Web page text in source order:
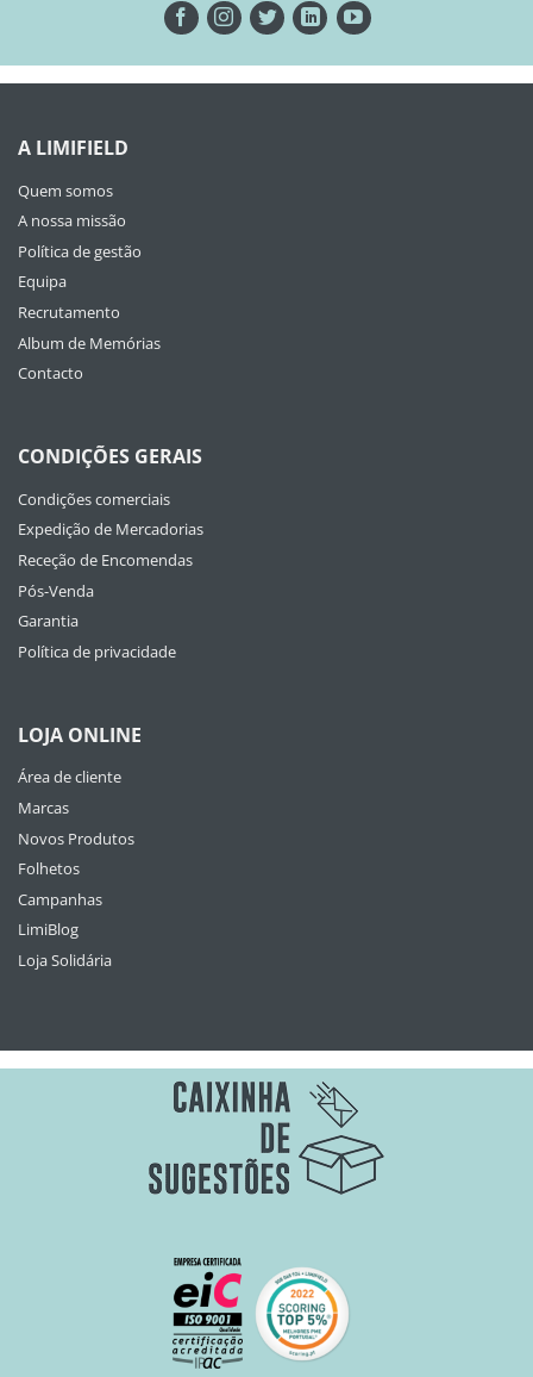
A LIMIFIELD
Quem somos
A nossa missão
Política de gestão
Equipa
Recrutamento
Album de Memórias
Contacto
CONDIÇÕES GERAIS
Condições comerciais
Expedição de Mercadorias
Receção de Encomendas
Pós-Venda
Garantia
Política de privacidade
LOJA ONLINE
Área de cliente
Marcas
Novos Produtos
Folhetos
Campanhas
LimiBlog
Loja Solidária